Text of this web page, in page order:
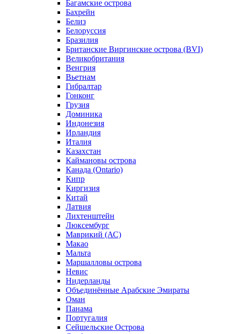
Багамские острова
Бахрейн
Белиз
Белоруссия
Бразилия
Британские Виргинские острова (BVI)
Великобритания
Венгрия
Вьетнам
Гибралтар
Гонконг
Грузия
Доминика
Индонезия
Ирландия
Италия
Казахстан
Каймановы острова
Канада (Ontario)
Кипр
Киргизия
Китай
Латвия
Лихтенштейн
Люксембург
Маврикий (АС)
Макао
Мальта
Маршалловы острова
Нeвис
Нидерланды
Объединённые Арабские Эмираты
Оман
Панама
Португалия
Сейшельские Острова